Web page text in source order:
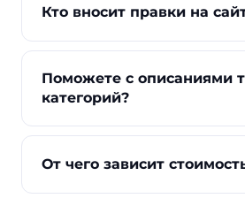
Скорость зависит от размера
конкуренции, исходного
скорости согласования
Кто вносит правки на
Большинство SEO-
согласовываем с вами. Если
разработчики - внедряют по
Работы идут по приоритету и
тарифа.
Поможете с описаниями
категорий?
Да. Подготовим тексты
Можем использовать и ваши
проверив и доработав их
От чего зависит